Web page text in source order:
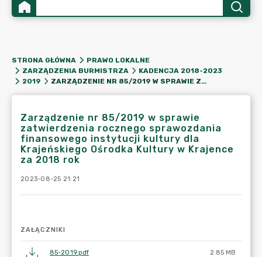
STRONA GŁÓWNA
PRAWO LOKALNE
ZARZĄDZENIA BURMISTRZA
KADENCJA 2018-2023
2019
ZARZĄDZENIE NR 85/2019 W SPRAWIE ZATWIERDZENIA ROCZNEGO SPRAWOZDANIA FINANSOWEGO INSTYTUCJI KULTURY DLA KRAJEŃSKIEGO OŚRODKA KULTURY W KRAJENCE ZA 2018 ROK
Zarządzenie nr 85/2019 w sprawie
zatwierdzenia rocznego sprawozdania
finansowego instytucji kultury dla
Krajeńskiego Ośrodka Kultury w Krajence
za 2018 rok
2023-08-25 21:21
ZAŁĄCZNIKI
85-2019.pdf 2.85 MB